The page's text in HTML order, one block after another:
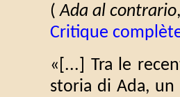
(Ada al contrario
Critique
«[...] Tra le
storia di Ada,